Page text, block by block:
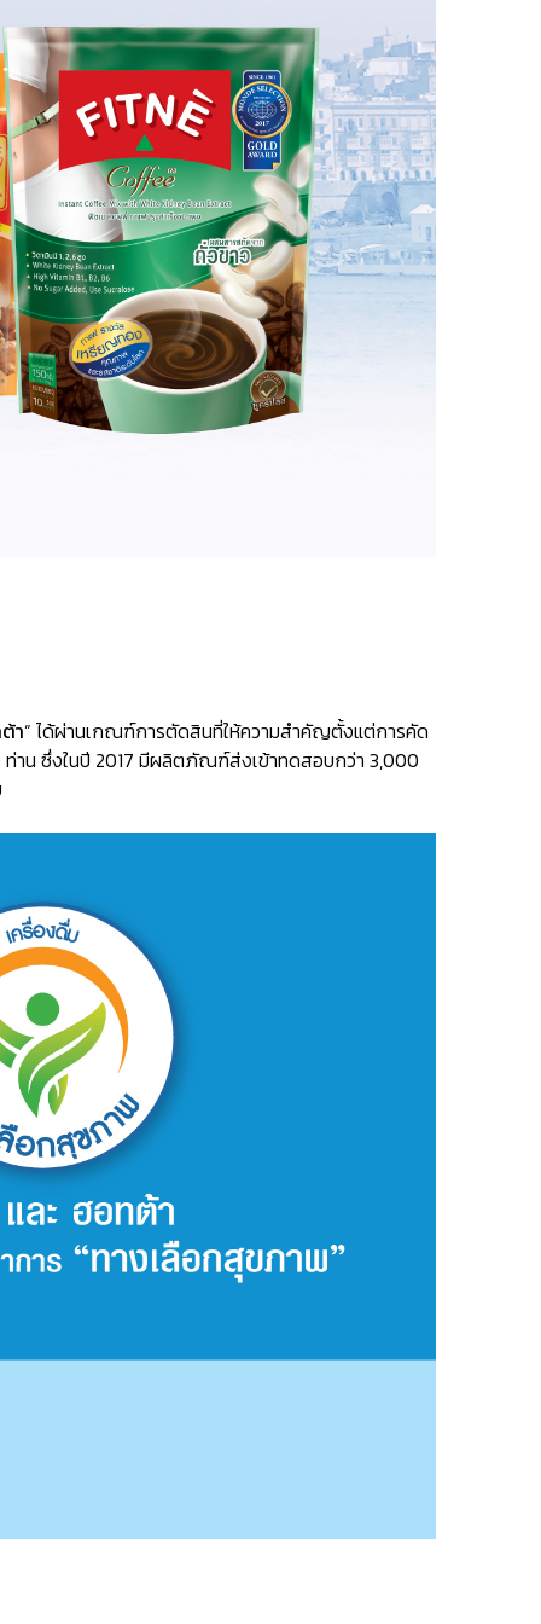
า” ได้ผ่านเกณฑ์การตัดสินที่ให้ความสำคัญตั้งแต่การคัด
าน ซึ่งในปี 2017 มีผลิตภัณฑ์ส่งเข้าทดสอบกว่า 3,000